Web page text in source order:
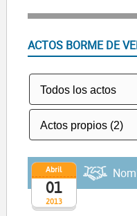
ACTOS BORME DE
2013
Abril
01